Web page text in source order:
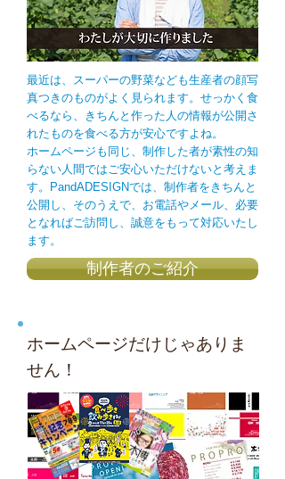
最近は、スーパーの野菜なども生産者の顔写
真つきのものがよく見られます。せっかく食
べるなら、きちんと作った人の情報が公開さ
れたものを食べる方が安心ですよね。
ホームページも同じ、制作した者が素性の知
らない人間ではご安心いただけないと考えま
す。
PandADESIGNでは、制作者をきちんと
公開し、そのうえで、お電話やメール、必要
となればご訪問し、誠意をもって対応いたし
ます。
制作者のご紹介
ホームページだけじゃありま
せん！